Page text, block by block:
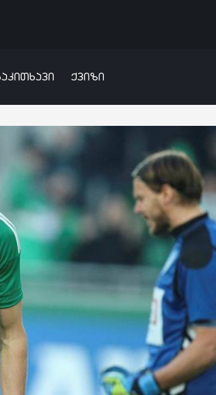
ქვიზი